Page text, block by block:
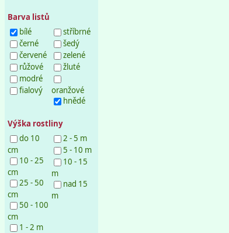
Barva listů
bílé
černé
červené
růžové
modré
fialový
stříbrné
šedý
zelené
žluté
oranžové
hnědé
Výška rostliny
do 10
cm
10 - 25
cm
25 - 50
cm
50 - 100
cm
1 - 2 m
2 - 5 m
5 - 10 m
10 - 15
m
nad 15
m